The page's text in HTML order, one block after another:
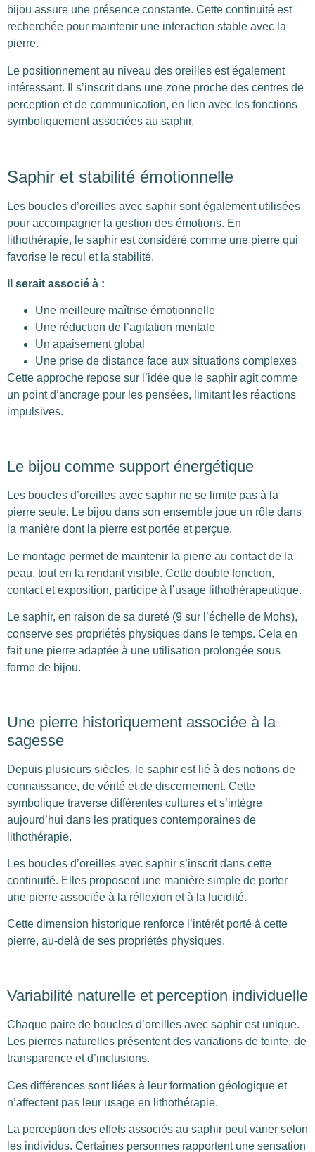
bijou assure une présence constante. Cette continuité est
recherchée pour maintenir une interaction stable avec la
pierre.
Le positionnement au niveau des oreilles est également
intéressant. Il s’inscrit dans une zone proche des centres de
perception et de communication, en lien avec les fonctions
symboliquement associées au saphir.
Saphir et stabilité émotionnelle
Les boucles d’oreilles avec saphir sont également utilisées
pour accompagner la gestion des émotions. En
lithothérapie, le saphir est considéré comme une pierre qui
favorise le recul et la stabilité.
Il serait associé à :
Une meilleure maîtrise émotionnelle
Une réduction de l’agitation mentale
Un apaisement global
Une prise de distance face aux situations complexes
Cette approche repose sur l’idée que le saphir agit comme
un point d’ancrage pour les pensées, limitant les réactions
impulsives.
Le bijou comme support énergétique
Les boucles d’oreilles avec saphir ne se limite pas à la
pierre seule. Le bijou dans son ensemble joue un rôle dans
la manière dont la pierre est portée et perçue.
Le montage permet de maintenir la pierre au contact de la
peau, tout en la rendant visible. Cette double fonction,
contact et exposition, participe à l’usage lithothérapeutique.
Le saphir, en raison de sa dureté (9 sur l’échelle de Mohs),
conserve ses propriétés physiques dans le temps. Cela en
fait une pierre adaptée à une utilisation prolongée sous
forme de bijou.
Une pierre historiquement associée à la
sagesse
Depuis plusieurs siècles, le saphir est lié à des notions de
connaissance, de vérité et de discernement. Cette
symbolique traverse différentes cultures et s’intègre
aujourd’hui dans les pratiques contemporaines de
lithothérapie.
Les boucles d’oreilles avec saphir s’inscrit dans cette
continuité. Elles proposent une manière simple de porter
une pierre associée à la réflexion et à la lucidité.
Cette dimension historique renforce l’intérêt porté à cette
pierre, au-delà de ses propriétés physiques.
Variabilité naturelle et perception individuelle
Chaque paire de boucles d’oreilles avec saphir est unique.
Les pierres naturelles présentent des variations de teinte, de
transparence et d’inclusions.
Ces différences sont liées à leur formation géologique et
n’affectent pas leur usage en lithothérapie.
La perception des effets associés au saphir peut varier selon
les individus. Certaines personnes rapportent une sensation